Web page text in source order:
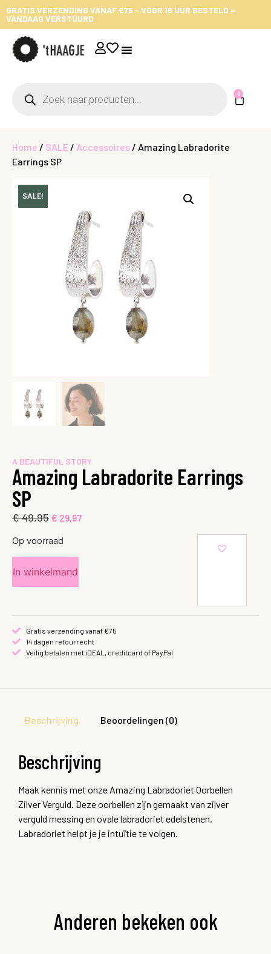
GRATIS VERZENDING VANAF €75 - VOOR 16 UUR BESTELD =
VANDAAG VERSTUURD
0
Home / SALE / Accessoires / Amazing Labradorite
Earrings SP
A BEAUTIFUL STORY
Amazing Labradorite Earrings
SP
€49,95 € 29,97
Op voorraad
In winkelmand
Gratis verzending vanaf €75
14 dagen retourrecht
Veilig betalen met iDEAL, creditcard of PayPal
Beschrijving Beoordelingen (0)
Beschrijving
Maak kennis met onze Amazing Labradoriet Oorbellen
Zilver Verguld. Deze oorbellen zijn gemaakt van zilver
verguld messing en ovale labradoriet edelstenen.
Labradoriet helpt je je intuïtie te volgen.
Anderen bekeken ook